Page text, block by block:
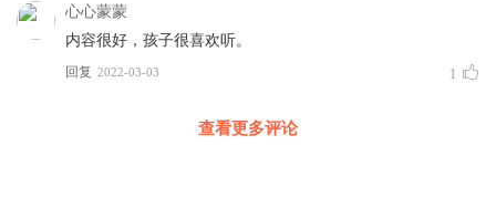
心心蒙蒙
内容很好，孩子很喜欢听。
回复 2022-03-03 1
查看更多评论